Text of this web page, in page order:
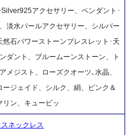
アクセサリー、ペンダント･
淡水パールアクセサリー、シルバー
石パワーストーンブレスレット･天
ダント、ブルームーンストーン、ト
メジスト、ローズクオーツ､水晶、
ジェイド、シルク、絹、ピンク＆
リン、キュービッ
ネックレス